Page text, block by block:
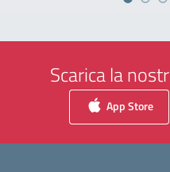
Scarica la
App Store